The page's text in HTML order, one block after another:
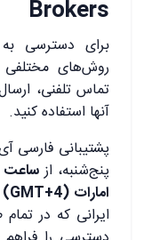
Brokers
برای دسترسی
روش‌های مختلفی
تماس تلفنی،
آنها استفاده کنید.
پشتیبانی فارسی
پنج‌شنبه، از
امارات (GMT+4)
ایرانی که در تمام